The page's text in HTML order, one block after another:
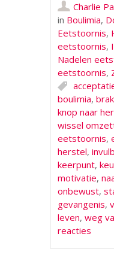
Charlie
in Boulimia,
Eetstoornis,
eetstoornis,
Nadelen
eetstoornis,
boulimia,
knop naar
wissel
eetstoornis,
herstel,
keerpunt,
motivatie,
onbewust,
gevangenis,
leven,weg
reacties